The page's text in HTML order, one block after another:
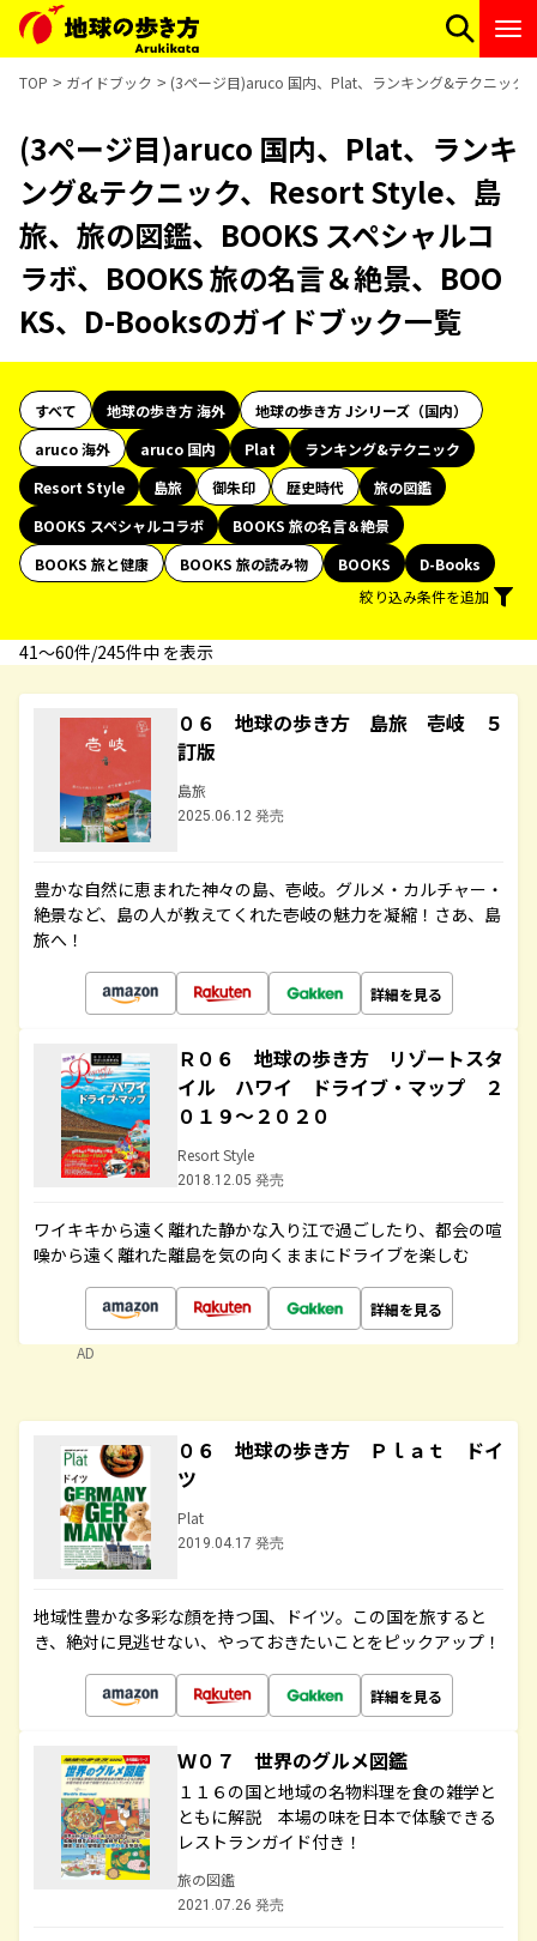
TOP ガイドブック (3ページ目)aruco 国内、Plat、ランキング&テクニック
(3ページ目)aruco 国内、Plat、ランキ
ング&テクニック、Resort Style、島
旅、旅の図鑑、BOOKS スペシャルコ
ラボ、BOOKS 旅の名言＆絶景、BOO
KS、D-Booksのガイドブック一覧
すべて 地球の歩き方 海外
地球の歩き方 Jシリーズ（国内）
aruco 海外
aruco 国内 Plat
ランキング&テクニック
Resort Style
島旅 御朱印 歴史時代
旅の図鑑
BOOKS スペシャルコラボ
BOOKS 旅の名言＆絶景
BOOKS 旅と健康
BOOKS 旅の読み物 BOOKS
D-Books
絞り込み条件を追加
41〜60件/245件中 を表示
０６ 地球の歩き方 島旅 壱岐 ５
訂版
島旅
2025.06.12 発売
豊かな自然に恵まれた神々の島、壱岐。グルメ・カルチャー・
絶景など、島の人が教えてくれた壱岐の魅力を凝縮！さあ、島
旅へ！
詳細を見る
Ｒ０６ 地球の歩き方 リゾートスタ
イル ハワイ ドライブ・マップ ２
０１９～２０２０
Resort Style
2018.12.05 発売
ワイキキから遠く離れた静かな入り江で過ごしたり、都会の喧
噪から遠く離れた離島を気の向くままにドライブを楽しむ
詳細を見る
AD
０６ 地球の歩き方 Ｐｌａｔ ドイ
ツ
Plat
2019.04.17 発売
地域性豊かな多彩な顔を持つ国、ドイツ。この国を旅すると
き、絶対に見逃せない、やっておきたいことをピックアップ！
詳細を見る
Ｗ０７ 世界のグルメ図鑑
１１６の国と地域の名物料理を食の雑学と
ともに解説 本場の味を日本で体験できる
レストランガイド付き！
旅の図鑑
2021.07.26 発売